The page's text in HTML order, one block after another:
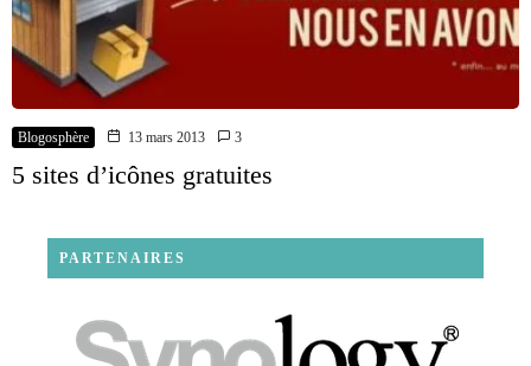
Blogosphère 13 mars 2013 3
5 sites d’icônes gratuites
PARTENAIRES